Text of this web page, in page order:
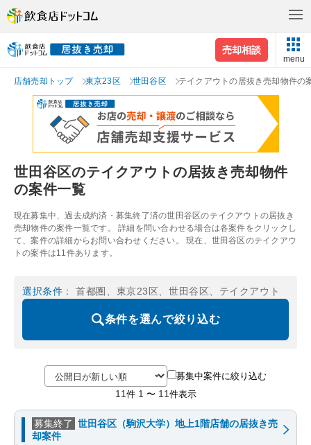
売却相談
menu
店舗売却トップ 東京23区 世田谷区 テイクアウトの居抜き売却物件の
世田谷区のテイクアウトの居抜き売却物件
の案件一覧
現在募集中、過去成約済・募集終了済の世田谷区のテイクアウトの居抜き
売却物件の案件一覧です。 詳細を問い合わせる場合は各案件をクリックし
て、案件の詳細からお問い合わせください。 現在、世田谷区のテイクアウ
トの案件は11件あります。
選択条件 ： 首都圏、東京23区、世田谷区、テイクアウト
条件を選んで絞り込む
募集中案件に絞り込む
11 件 1 〜 11 件表示
募集終了 世田谷区（駒沢大学）地上1階店舗の居抜き売
却案件